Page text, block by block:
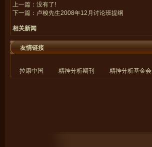
上一篇：没有了!
下一篇： 卢梭先生2008年12月讨论班提纲
相关新闻
友情链接
拉康中国 精神分析期刊 精神分析基金会